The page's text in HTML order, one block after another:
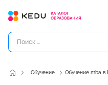
Обучение Обучение mba в